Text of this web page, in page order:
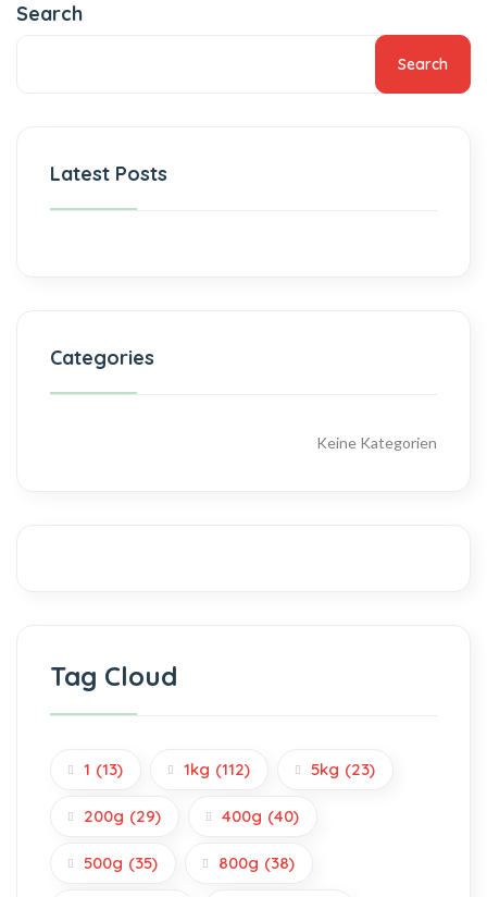
Search
Search
Latest Posts
Categories
Keine Kategorien
Tag Cloud
1 (13) 1kg (112) 5kg (23)
200g (29) 400g (40)
500g (35) 800g (38)